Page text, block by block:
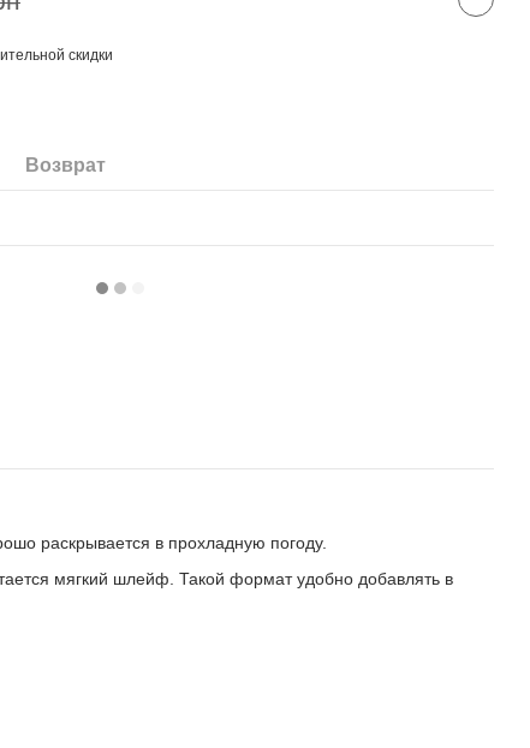
скидки
Возврат
раскрывается в прохладную погоду.
мягкий шлейф. Такой формат удобно добавлять в